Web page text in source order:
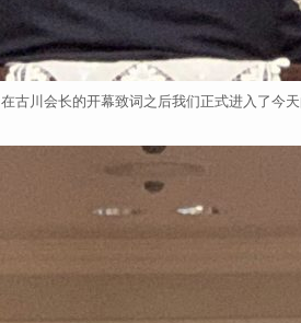
在古川会长的开幕致词之后我们正式进入了今天